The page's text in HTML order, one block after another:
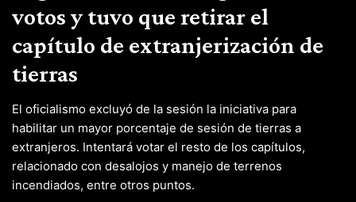
votos y tuvo que retirar el
capítulo de extranjerización de
tierras
El oficialismo excluyó de la sesión la iniciativa para
habilitar un mayor porcentaje de sesión de tierras a
extranjeros. Intentará votar el resto de los capítulos,
relacionado con desalojos y manejo de terrenos
incendiados, entre otros puntos.